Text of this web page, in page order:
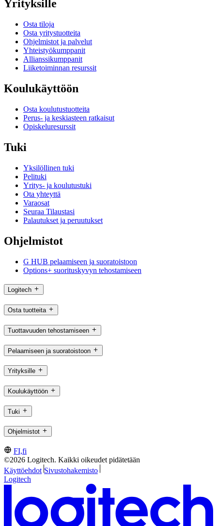
Yrityksille
Osta tiloja
Osta yritystuotteita
Ohjelmistot ja palvelut
Yhteistyökumppanit
Allianssikumppanit
Liiketoiminnan resurssit
Koulukäyttöön
Osta koulutustuotteita
Perus- ja keskiasteen ratkaisut
Opiskeluresurssit
Tuki
Yksilöllinen tuki
Pelituki
Yritys- ja koulutustuki
Ota yhteyttä
Varaosat
Seuraa Tilaustasi
Palautukset ja peruutukset
Ohjelmistot
G HUB pelaamiseen ja suoratoistoon
Options+ suorituskyvyn tehostamiseen
Logitech
Osta tuotteita
Tuottavuuden tehostamiseen
Pelaamiseen ja suoratoistoon
Yrityksille
Koulukäyttöön
Tuki
Ohjelmistot
FI,fi
©2026 Logitech. Kaikki oikeudet pidätetään
Käyttöehdot Sivustohakemisto
Logitech